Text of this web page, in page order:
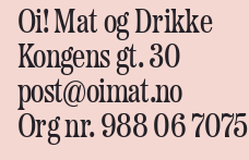
Oi! Mat og Drikke
Kongens gt. 30
post@oimat.no
Org nr. 988 06 7075